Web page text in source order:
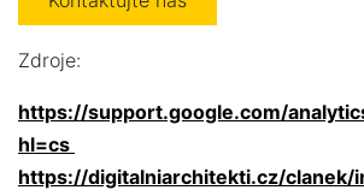
Zdroje:
https://support.google.com/
hl=cs
https://digitalniarchitekti.cz/clanek/